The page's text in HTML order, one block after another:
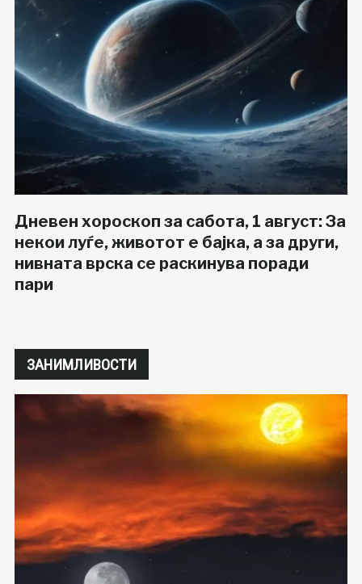
Дневен хороскоп за сабота, 1 август: За
некои луѓе, животот е бајка, а за други,
нивната врска се раскинува поради
пари
ЗАНИМЛИВОСТИ